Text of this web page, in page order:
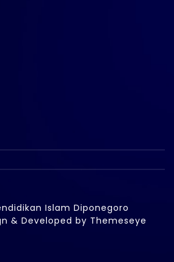
Islam Diponegoro
& Developed by Themeseye